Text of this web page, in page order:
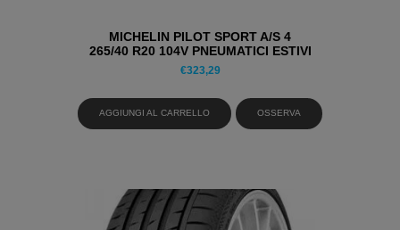
MICHELIN PILOT SPORT A/S 4
265/40 R20 104V PNEUMATICI ESTIVI
€323,29
AGGIUNGI AL CARRELLO OSSERVA